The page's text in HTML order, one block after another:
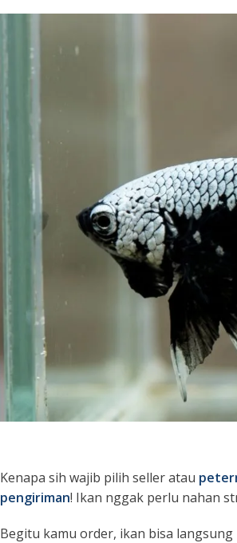
Kenapa sih wajib pilih seller atau
pengiriman! Ikan nggak perlu nahan
Begitu kamu order, ikan bisa